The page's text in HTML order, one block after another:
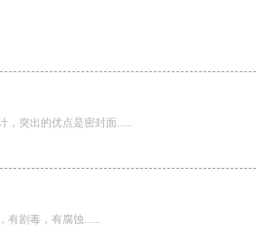
，突出的优点是密封面......
有剧毒，有腐蚀......